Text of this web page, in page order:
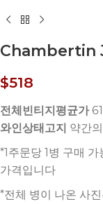
Chambertin
$518
전체빈티지평균가
와인상태고지 약간